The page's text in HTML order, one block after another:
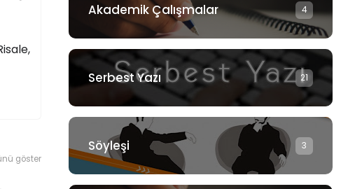
göster
Akademik Çalışmalar 4
Serbest Yazı 21
Söyleşi 3